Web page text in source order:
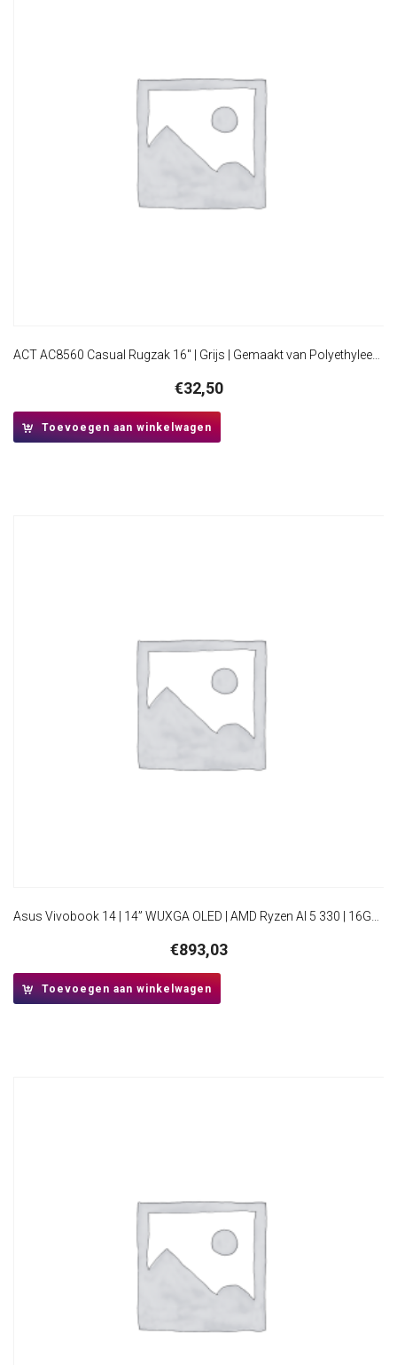
€32,50
Toevoegen aan winkelwagen
€893,03
Toevoegen aan winkelwagen